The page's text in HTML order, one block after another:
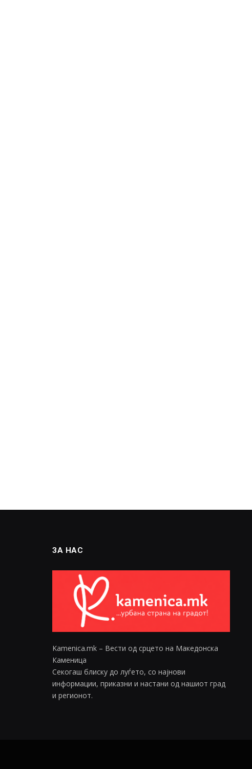
ЗА НАС
Kamenica.mk – Вести од срцето на Македонска
Каменица
Секогаш блиску до луѓето, со најнови
информации, приказни и настани од нашиот град
и регионот.